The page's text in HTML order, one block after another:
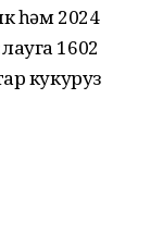
һәм 2024
1602
кукуруз